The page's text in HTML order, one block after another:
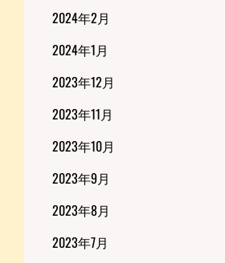
2024年2月
2024年1月
2023年12月
2023年11月
2023年10月
2023年9月
2023年8月
2023年7月